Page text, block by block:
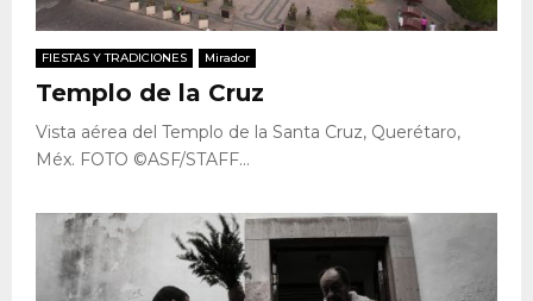
FIESTAS Y TRADICIONES Mirador
Templo de la Cruz
Vista aérea del Templo de la Santa Cruz, Querétaro,
Méx. FOTO ©ASF/STAFF...